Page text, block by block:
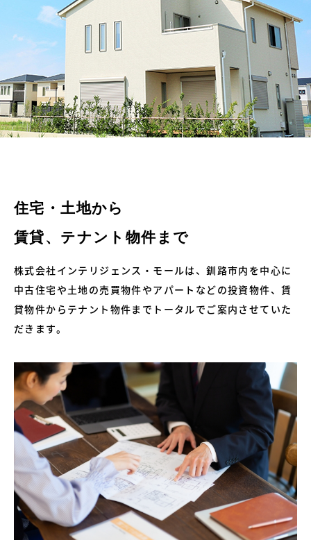
住宅・土地から
賃貸、テナント物件まで
株式会社インテリジェンス・モールは、釧路市内を中心に
中古住宅や土地の売買物件やアパートなどの投資物件、賃
貸物件からテナント物件までトータルでご案内させていた
だきます。